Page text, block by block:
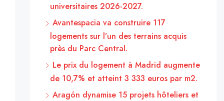
universitaires 2026-2027.
Avantespacia va construire 117
logements sur l’un des terrains acquis
près du Parc Central.
Le prix du logement à Madrid augmente
de 10,7% et atteint 3 333 euros par m2.
Aragón dynamise 15 projets hôteliers et